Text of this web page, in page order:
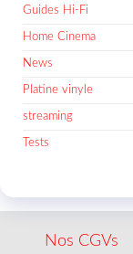
Guides Hi-Fi
Home Cinema
News
Platine vinyle
streaming
Tests
Nos CGVs